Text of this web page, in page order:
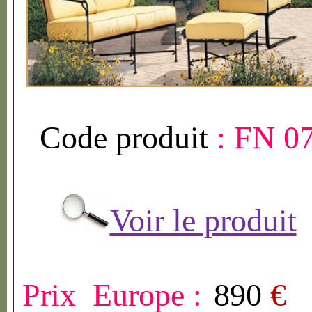
Code produit : FN
Voir le produit
Prix Europe : 890 €